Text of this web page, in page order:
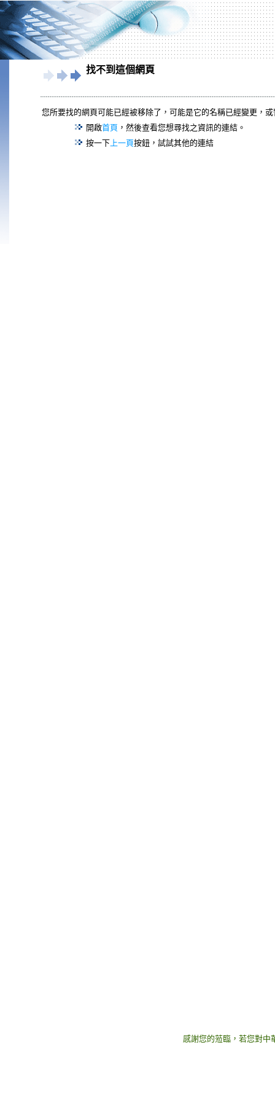
找不到這個網頁
您所要找的網頁可能已經被移除了，可能是它的名稱已經變更，
開啟首頁 ，然後查看您想尋找之資訊的連結。
按一下上一頁按鈕，試試其他的連結
感謝您的蒞臨，若您對中